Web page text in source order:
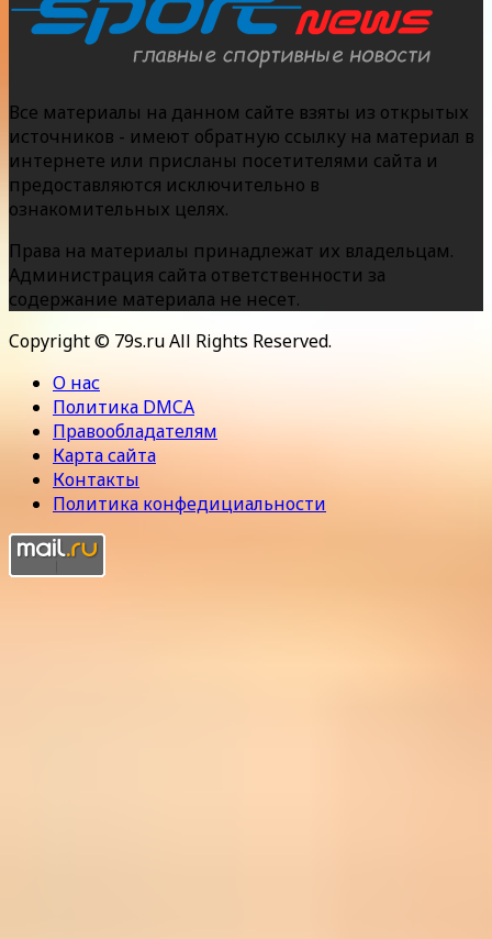
Все материалы на данном сайте взяты из открытых
источников - имеют обратную ссылку на материал в
интернете или присланы посетителями сайта и
предоставляются исключительно в
ознакомительных целях.
Права на материалы принадлежат их владельцам.
Администрация сайта ответственности за
содержание материала не несет.
Copyright © 79s.ru All Rights Reserved.
О нас
Политика DMCA
Правообладателям
Карта сайта
Контакты
Политика конфедициальности